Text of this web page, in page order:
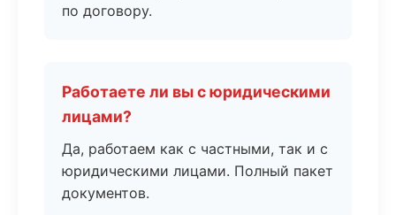
по договору.
Работаете ли вы с юридическими
лицами?
Да, работаем как с частными, так и с
юридическими лицами. Полный пакет
документов.